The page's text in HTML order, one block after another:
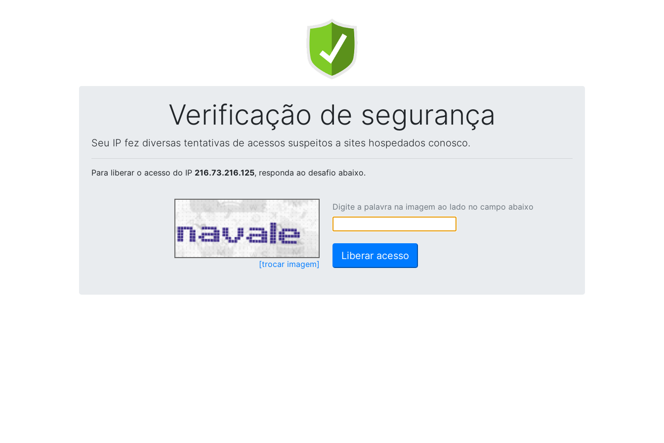
Verificação de segurança
Seu IP fez diversas tentativas de acessos suspeitos a sites hospedados conosco.
Para liberar o acesso do IP 216.73.216.125, responda ao desafio abaixo.
[trocar imagem]
Digite a palavra na imagem ao lado no campo abaixo